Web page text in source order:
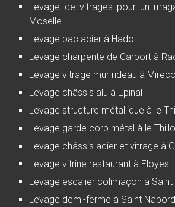
Levage de vitrages pour un
Moselle
Levage bac acier à Hadol
Levage charpente de Carport à
Levage vitrage mur rideau à
Levage châssis alu à Epinal
Levage structure métallique à le
Levage garde corp métal à le
Levage châssis acier et vitrage à
Levage vitrine restaurant à Eloyes
Levage escalier colimaçon à Saint
Levage demi-ferme à Saint Nabord